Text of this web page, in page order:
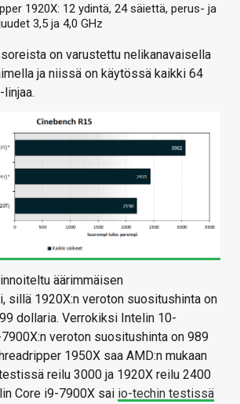
1920X: 12 ydintä, 24 säiettä, perus- ja
3,5 ja 4,0 GHz
on varustettu nelikanavaisella
ja niissä on käytössä kaikki 64
äärimmäisen
sillä 1920X:n veroton suositushinta on
dollaria. Verrokiksi Intelin 10-
veroton suositushinta on 989
1950X saa AMD:n mukaan
reilu 3000 ja 1920X reilu 2400
Core i9-7900X sai io-techin testissä